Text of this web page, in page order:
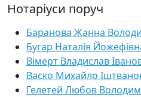
Нотаріуси поруч
Баранова Жанна
Бугар Наталія
Вімерт Владислав
Васко Михайло
Гелетей Любов